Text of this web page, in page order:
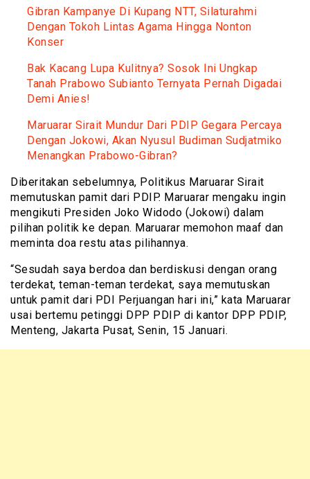
Gibran Kampanye Di Kupang NTT, Silaturahmi
Dengan Tokoh Lintas Agama Hingga Nonton
Konser
Bak Kacang Lupa Kulitnya? Sosok Ini Ungkap
Tanah Prabowo Subianto Ternyata Pernah Digadai
Demi Anies!
Maruarar Sirait Mundur Dari PDIP Gegara Percaya
Dengan Jokowi, Akan Nyusul Budiman Sudjatmiko
Menangkan Prabowo-Gibran?
Diberitakan sebelumnya, Politikus Maruarar Sirait
memutuskan pamit dari PDIP. Maruarar mengaku ingin
mengikuti Presiden Joko Widodo (Jokowi) dalam
pilihan politik ke depan. Maruarar memohon maaf dan
meminta doa restu atas pilihannya.
“Sesudah saya berdoa dan berdiskusi dengan orang
terdekat, teman-teman terdekat, saya memutuskan
untuk pamit dari PDI Perjuangan hari ini,” kata Maruarar
usai bertemu petinggi DPP PDIP di kantor DPP PDIP,
Menteng, Jakarta Pusat, Senin, 15 Januari.